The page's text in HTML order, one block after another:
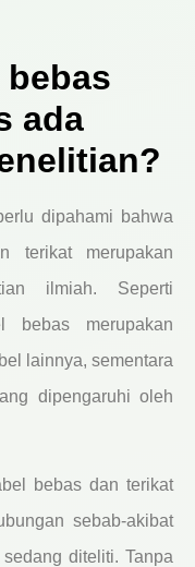
ada
dipahami bahwa
terikat merupakan
ilmiah. Seperti
bebas merupakan
lainnya, sementara
dipengaruhi oleh
bebas dan terikat
sebab-akibat
diteliti. Tanpa